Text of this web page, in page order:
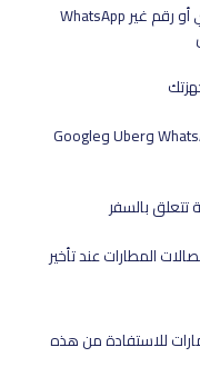
المكالمات الصوتية الدولية لأي خط أرضي أو رقم غير WhatsApp
الاستمرار في استخدام تطبيقات مثل WhatsApp وUber وGoogle
بالسفر
المطارات عند تأخير
للاستفادة من هذه